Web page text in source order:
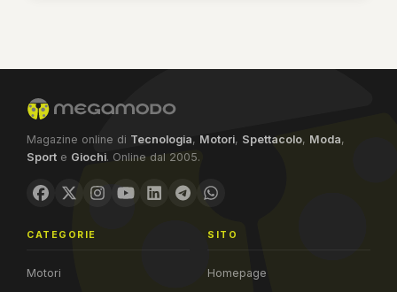
Magazine online di Tecnologia, Motori, Spettacolo, Moda,
Sport e Giochi. Online dal 2005.
CATEGORIE
Motori
SITO
Homepage